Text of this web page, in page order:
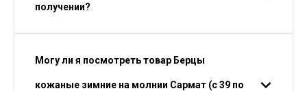
получении?
Могу ли я посмотреть товар Берцы
кожаные зимние на молнии Сармат (с 39 по